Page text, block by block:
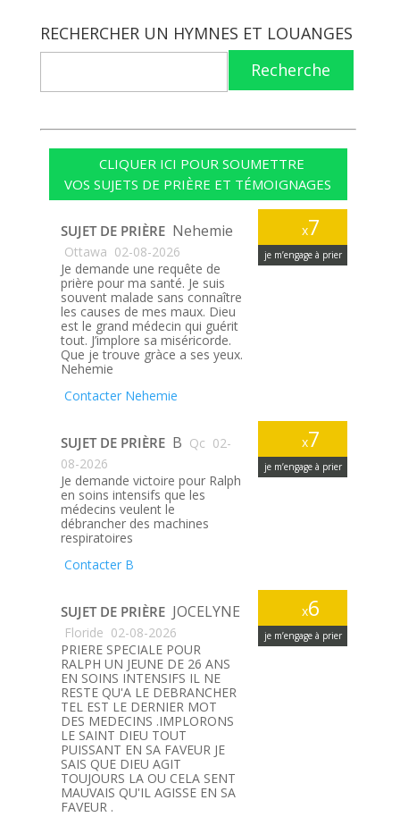
RECHERCHER UN HYMNES ET LOUANGES
Recherche
CLIQUER ICI POUR SOUMETTRE
VOS SUJETS DE PRIÈRE ET TÉMOIGNAGES
x7
je m’engage à prier
SUJET DE PRIÈRE Nehemie
Ottawa 02-08-2026
Je demande une requête de
prière pour ma santé. Je suis
souvent malade sans connaître
les causes de mes maux. Dieu
est le grand médecin qui guérit
tout. J’implore sa miséricorde.
Que je trouve gràce a ses yeux.
Nehemie
Contacter Nehemie
x7
je m’engage à prier
SUJET DE PRIÈRE B Qc 02-
08-2026
Je demande victoire pour Ralph
en soins intensifs que les
médecins veulent le
débrancher des machines
respiratoires
Contacter B
x6
je m’engage à prier
SUJET DE PRIÈRE JOCELYNE
Floride 02-08-2026
PRIERE SPECIALE POUR
RALPH UN JEUNE DE 26 ANS
EN SOINS INTENSIFS IL NE
RESTE QU'A LE DEBRANCHER
TEL EST LE DERNIER MOT
DES MEDECINS .IMPLORONS
LE SAINT DIEU TOUT
PUISSANT EN SA FAVEUR JE
SAIS QUE DIEU AGIT
TOUJOURS LA OU CELA SENT
MAUVAIS QU'IL AGISSE EN SA
FAVEUR .